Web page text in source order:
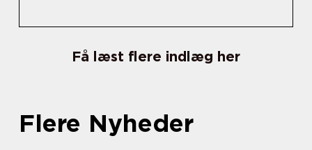
Få læst flere indlæg her
Flere Nyheder